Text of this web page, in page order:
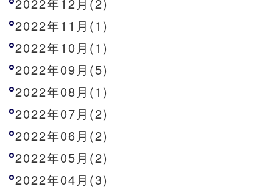
2022年11月(1)
2022年10月(1)
2022年09月(5)
2022年08月(1)
2022年07月(2)
2022年06月(2)
2022年05月(2)
2022年04月(3)